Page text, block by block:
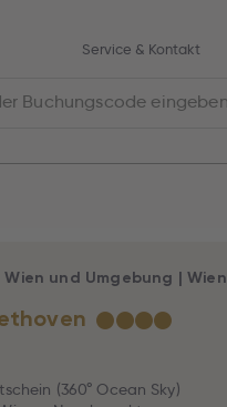
Service & Kontakt
★★★★
Wien und Umgebung | Wien
(360° Ocean Sky)